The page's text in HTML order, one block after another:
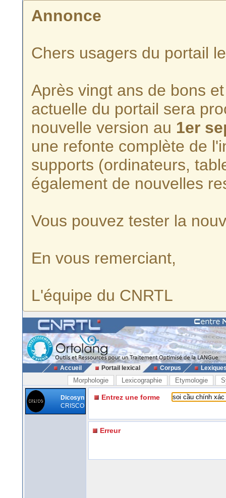
Annonce
Chers usagers du portail
Après vingt ans de bons
actuelle du portail sera
nouvelle version au 1er
une refonte complète de
supports (ordinateurs,
également de nouvelles
Vous pouvez tester la
En vous remerciant,
L'équipe du CNRTL
Accueil Portail lexical Corpus
Morphologie Lexicographie Etymologie
Dicosyn
CRISCO
Entrez une forme
Erreur